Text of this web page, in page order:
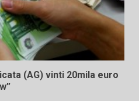
(AG) vinti 20mila euro